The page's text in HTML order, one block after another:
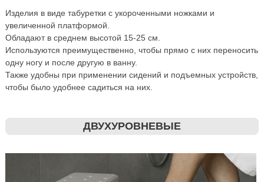
Изделия в виде табуретки с укороченными ножками и
увеличенной платформой.
Обладают в среднем высотой 15-25 см.
Используются преимущественно, чтобы прямо с них переносить
одну ногу и после другую в ванну.
Также удобны при применении сидений и подъемных устройств,
чтобы было удобнее садиться на них.
ДВУХУРОВНЕВЫЕ